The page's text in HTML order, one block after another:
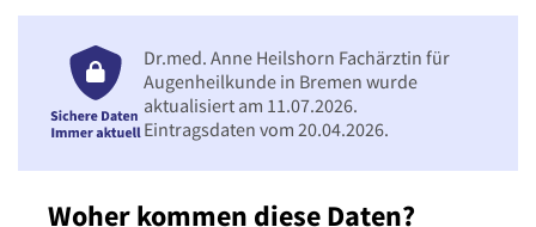
Woher kommen diese Daten?
Dr.med. Anne Heilshorn Fachärztin für
Augenheilkunde in Bremen wurde
aktualisiert am 11.07.2026.
Eintragsdaten vom 20.04.2026.